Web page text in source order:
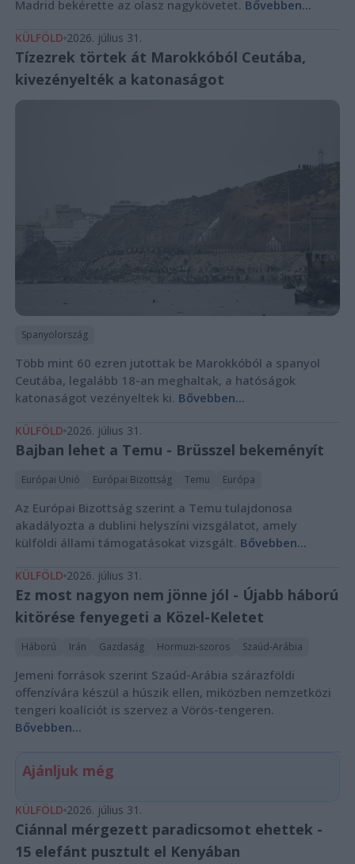
Madrid bekérette az olasz nagykövetet. Bővebben...
KÜLFÖLD 2026. július 31.
Tízezrek törtek át Marokkóból Ceutába,
kivezényelték a katonaságot
Spanyolország
Több mint 60 ezren jutottak be Marokkóból a spanyol
Ceutába, legalább 18-an meghaltak, a hatóságok
katonaságot vezényeltek ki. Bővebben...
KÜLFÖLD 2026. július 31.
Bajban lehet a Temu - Brüsszel bekeményít
Európai Unió Európai Bizottság Temu Európa
Az Európai Bizottság szerint a Temu tulajdonosa
akadályozta a dublini helyszíni vizsgálatot, amely
külföldi állami támogatásokat vizsgált. Bővebben...
KÜLFÖLD 2026. július 31.
Ez most nagyon nem jönne jól - Újabb háború
kitörése fenyegeti a Közel-Keletet
Háború Irán Gazdaság Hormuzi-szoros Szaúd-Arábia
Jemeni források szerint Szaúd-Arábia szárazföldi
offenzívára készül a húszik ellen, miközben nemzetközi
tengeri koalíciót is szervez a Vörös-tengeren.
Bővebben...
Ajánljuk még
KÜLFÖLD 2026. július 31.
Ciánnal mérgezett paradicsomot ehettek -
15 elefánt pusztult el Kenyában